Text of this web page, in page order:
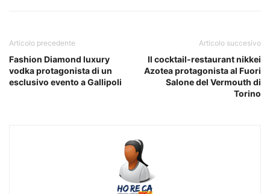
Articolo precedente
Fashion Diamond luxury
vodka protagonista di un
esclusivo evento a Gallipoli
Articolo succesivo
Il cocktail-restaurant nikkei
Azotea protagonista al Fuori
Salone del Vermouth di
Torino